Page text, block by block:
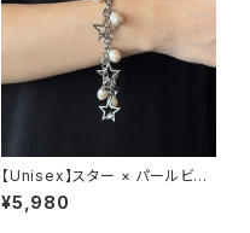
【Unisex】スター × パールビー
ズ チャーム チェーン ブレスレッ
ト / 古着 アクセサリー N1109
¥5,980